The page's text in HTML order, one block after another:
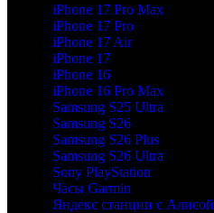
iPhone 17 Pro Max
iPhone 17 Pro
iPhone 17 Air
iPhone 17
iPhone 16
iPhone 16 Pro Max
Samsung S25 Ultra
Samsung S26
Samsung S26 Plus
Samsung S26 Ultra
Sony PlayStation
Часы Garmin
Яндекс станции с Алисой